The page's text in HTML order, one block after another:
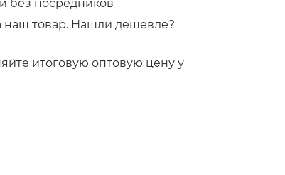
без посредников
наш товар. Нашли дешевле?
итоговую оптовую цену у